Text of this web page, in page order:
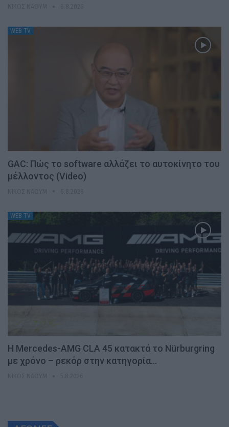
WEB TV
GAC: Πώς το software αλλάζει το αυτοκίνητο του
μέλλοντος (Video)
WEB TV
Η Mercedes-AMG CLA 45 κατακτά το Nürburgring
με χρόνο – ρεκόρ στην κατηγορία…